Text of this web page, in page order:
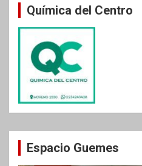
Química del Centro
Espacio Guemes